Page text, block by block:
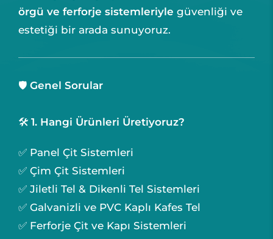
örgü ve ferforje sistemleriyle güvenliği ve
estetiği bir arada sunuyoruz.
🛡️ Genel Sorular
🛠️ 1. Hangi Ürünleri Üretiyoruz?
✅ Panel Çit Sistemleri
✅ Çim Çit Sistemleri
✅ Jiletli Tel & Dikenli Tel Sistemleri
✅ Galvanizli ve PVC Kaplı Kafes Tel
✅ Ferforje Çit ve Kapı Sistemleri